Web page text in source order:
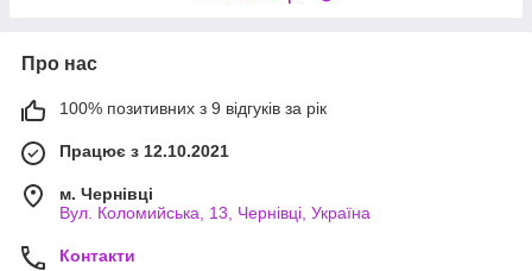
Про нас
100% позитивних з 9 відгуків за рік
Працює з 12.10.2021
м. Чернівці
Вул. Коломийська, 13, Чернівці, Україна
Контакти